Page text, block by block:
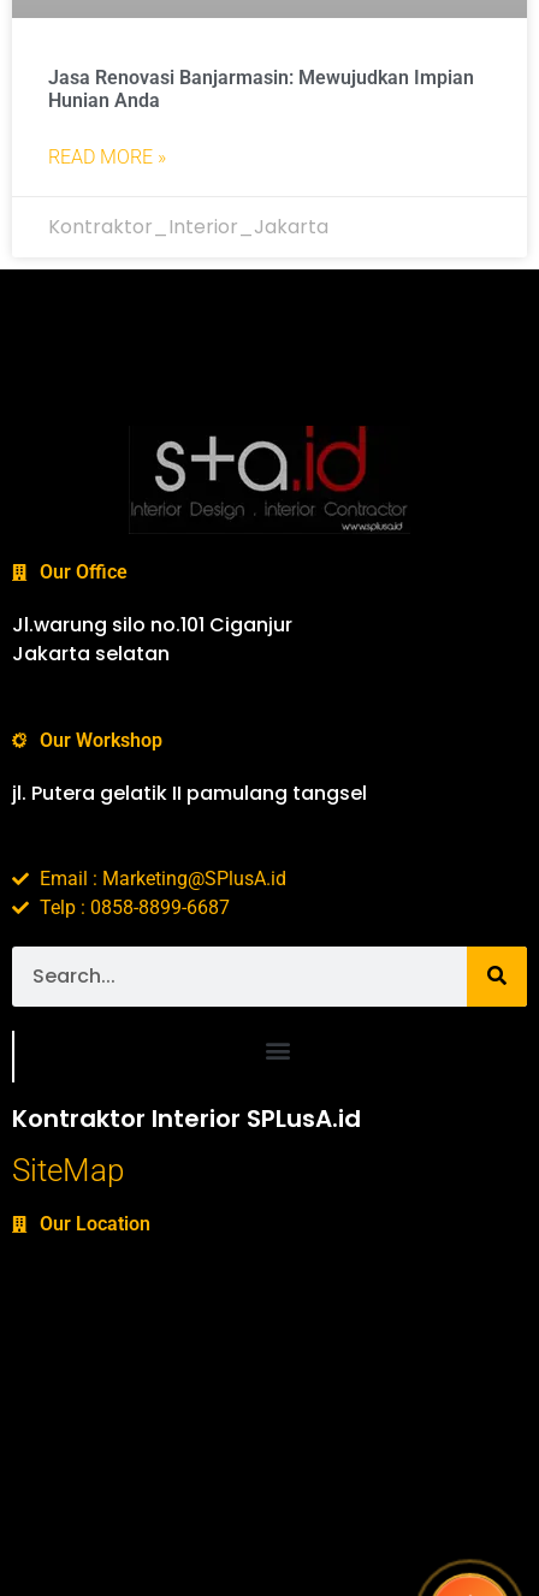
Jasa Renovasi Banjarmasin: Mewujudkan Impian
Hunian Anda
READ MORE »
Kontraktor_Interior_Jakarta
Our Office
Jl.warung silo no.101 Ciganjur
Jakarta selatan
Our Workshop
jl. Putera gelatik II pamulang tangsel
Email : Marketing@SPlusA.id
Telp : 0858-8899-6687
Kontraktor Interior SPLusA.id
SiteMap
Our Location